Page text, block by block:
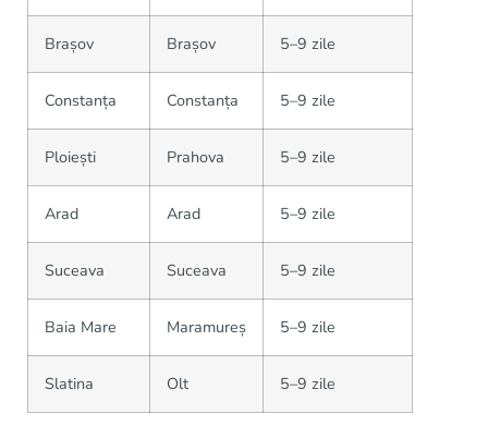
Brașov Brașov 5–9 zile
Constanța Constanța 5–9 zile
Ploiești Prahova 5–9 zile
Arad Arad 5–9 zile
Suceava Suceava 5–9 zile
Baia Mare Maramureș 5–9 zile
Slatina Olt 5–9 zile